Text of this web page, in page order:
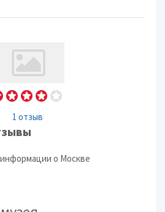
1 отзыв
о Москве